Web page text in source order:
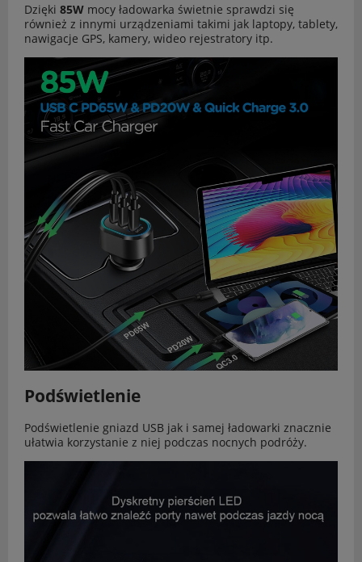
Dzięki 85W mocy ładowarka świetnie sprawdzi się
również z innymi urządzeniami takimi jak laptopy, tablety,
nawigacje GPS, kamery, wideo rejestratory itp.
Podświetlenie
Podświetlenie gniazd USB jak i samej ładowarki znacznie
ułatwia korzystanie z niej podczas nocnych podróży.